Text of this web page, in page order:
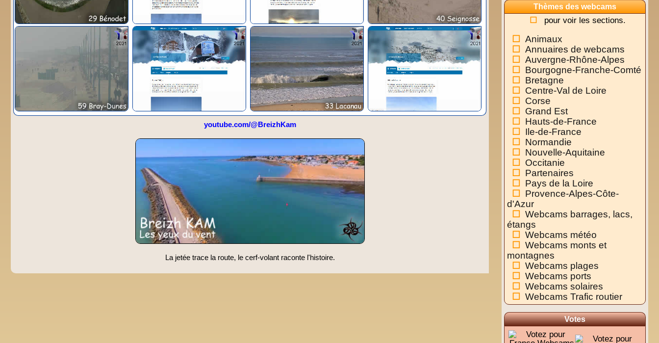
youtube.com/@BreizhKam
La jetée trace la route, le cerf-volant raconte l'histoire.
Thèmes des webcams
pour voir les sections.
Animaux
Annuaires de webcams
Auvergne-Rhône-Alpes
Bourgogne-Franche-Comté
Bretagne
Centre-Val de Loire
Corse
Grand Est
Hauts-de-France
Ile-de-France
Normandie
Nouvelle-Aquitaine
Occitanie
Partenaires
Pays de la Loire
Provence-Alpes-Côte-
d'Azur
Webcams barrages, lacs,
étangs
Webcams météo
Webcams monts et
montagnes
Webcams plages
Webcams ports
Webcams solaires
Webcams Trafic routier
Votes